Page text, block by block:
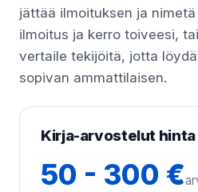
jättää ilmoituksen ja
ilmoitus ja kerro toiveesi,
vertaile tekijöitä, jotta
sopivan ammattilaisen.
Kirja-arvostelut hinta
50 - 300 €